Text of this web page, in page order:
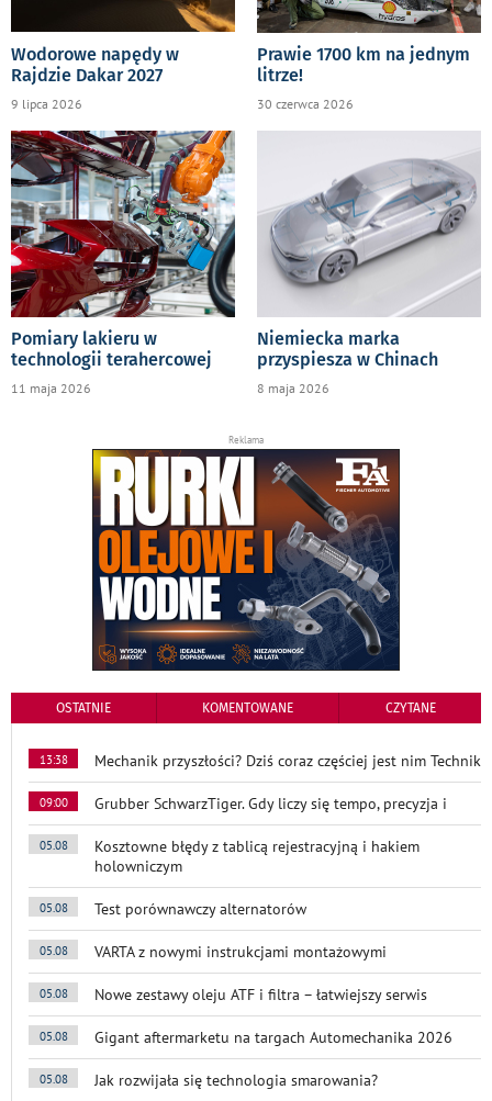
Wodorowe napędy w
Rajdzie Dakar 2027
9 lipca 2026
Prawie 1700 km na jednym
litrze!
30 czerwca 2026
Pomiary lakieru w
technologii terahercowej
11 maja 2026
Niemiecka marka
przyspiesza w Chinach
8 maja 2026
Reklama
OSTATNIE KOMENTOWANE CZYTANE
13:38 Mechanik przyszłości? Dziś coraz częściej jest nim Technik
09:00 Grubber SchwarzTiger. Gdy liczy się tempo, precyzja i
05.08
Kosztowne błędy z tablicą rejestracyjną i hakiem
holowniczym
05.08 Test porównawczy alternatorów
05.08 VARTA z nowymi instrukcjami montażowymi
05.08 Nowe zestawy oleju ATF i filtra – łatwiejszy serwis
05.08 Gigant aftermarketu na targach Automechanika 2026
05.08 Jak rozwijała się technologia smarowania?